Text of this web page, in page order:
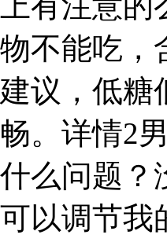
物不能吃，
建议，低糖
畅。详情2
什么问题？
可以调节我